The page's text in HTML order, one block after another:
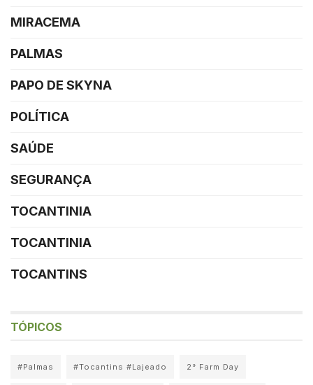
MIRACEMA
PALMAS
PAPO DE SKYNA
POLÍTICA
SAÚDE
SEGURANÇA
TOCANTINIA
TOCANTINIA
TOCANTINS
TÓPICOS
#Palmas #Tocantins #Lajeado 2° Farm Day